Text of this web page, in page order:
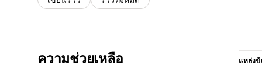
ความช่วยเหลือ แหล่งข้